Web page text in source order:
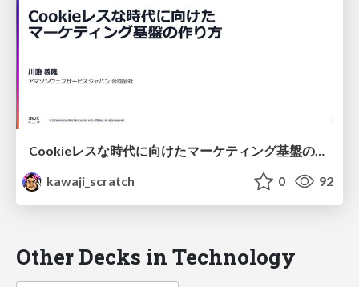
Cookieレスな時代に向けたマーケティング基盤の作り方
kawaji_scratch
0 92
Other Decks in Technology